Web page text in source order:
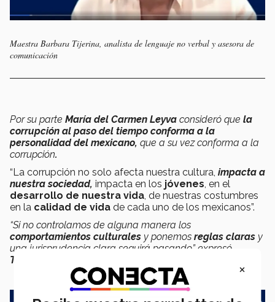
Maestra Barbara Tijerina, analista de lenguaje no verbal y asesora de
comunicación
Por su parte María del Carmen Leyva consideró que la
corrupción al paso del tiempo conforma a la
personalidad del mexicano, que a su vez conforma a la
corrupción.
“La corrupción no solo afecta nuestra cultura, impacta a
nuestra sociedad, impacta en los jóvenes , en el
desarrollo de nuestra vida , de nuestras costumbres
en la calidad de vida de cada uno de los mexicanos”.
“Si no controlamos de alguna manera los
comportamientos culturales y ponemos reglas claras y
una jurisprudencia clara seguirá pasando.” expresó
Tijerina.
×